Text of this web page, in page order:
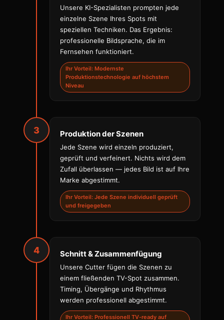
Unsere KI-Spezialisten prompten jede
einzelne Szene Ihres Spots mit
speziellen Techniken. Das Ergebnis:
professionelle Bildsprache, die im
Fernsehen funktioniert.
Ihr Vorteil: Modernste
Produktionstechnologie auf höchstem
Niveau
3 Produktion der Szenen
Jede Szene wird einzeln produziert,
geprüft und verfeinert. Nichts wird dem
Zufall überlassen — jedes Bild ist auf Ihre
Marke abgestimmt.
Ihr Vorteil: Jede Szene individuell geprüft
und freigegeben
4 Schnitt & Zusammenfügung
Unsere Cutter fügen die Szenen zu
einem fließenden TV-Spot zusammen.
Timing, Übergänge und Rhythmus
werden professionell abgestimmt.
Ihr Vorteil: Professionell TV-ready auf